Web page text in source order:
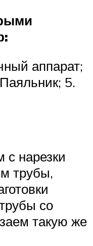
аппарат;
5.
с нарезки
трубы,
со
такую же